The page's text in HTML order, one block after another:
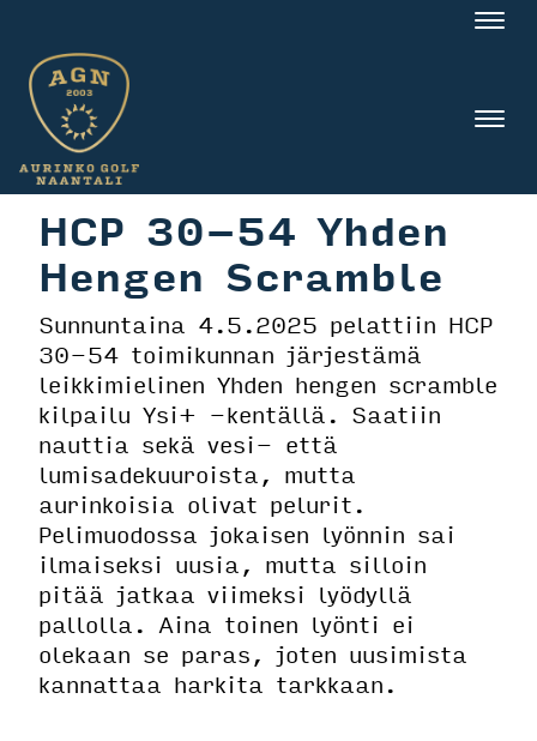
HCP 30-54 Yhden
Hengen Scramble
Sunnuntaina 4.5.2025 pelattiin HCP
30-54 toimikunnan järjestämä
leikkimielinen Yhden hengen scramble
kilpailu Ysi+ -kentällä. Saatiin
nauttia sekä vesi- että
lumisadekuuroista, mutta
aurinkoisia olivat pelurit.
Pelimuodossa jokaisen lyönnin sai
ilmaiseksi uusia, mutta silloin
pitää jatkaa viimeksi lyödyllä
pallolla. Aina toinen lyönti ei
olekaan se paras, joten uusimista
kannattaa harkita tarkkaan.